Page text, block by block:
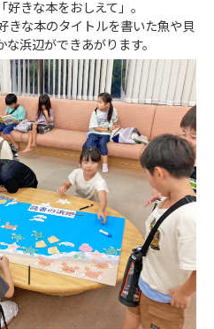
きな本をおしえて」。
きな本のタイトルを書いた魚や貝
浜辺ができあがります。